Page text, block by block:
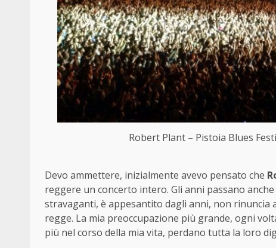
Robert Plant – Pistoia Blues
Devo ammettere, inizialmente avevo pensato che
reggere un concerto intero. Gli anni passano
stravaganti, è appesantito dagli anni, non rinuncia
regge. La mia preoccupazione più grande, ogni
più nel corso della mia vita, perdano tutta la loro